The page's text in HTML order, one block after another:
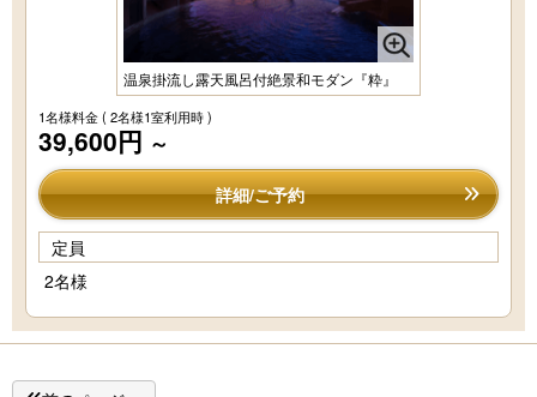
温泉掛流し露天風呂付絶景和モダン『粋』
1名様料金( 2名様1室利用時 )
39,600円 ～
詳細/ご予約
定員
2名様